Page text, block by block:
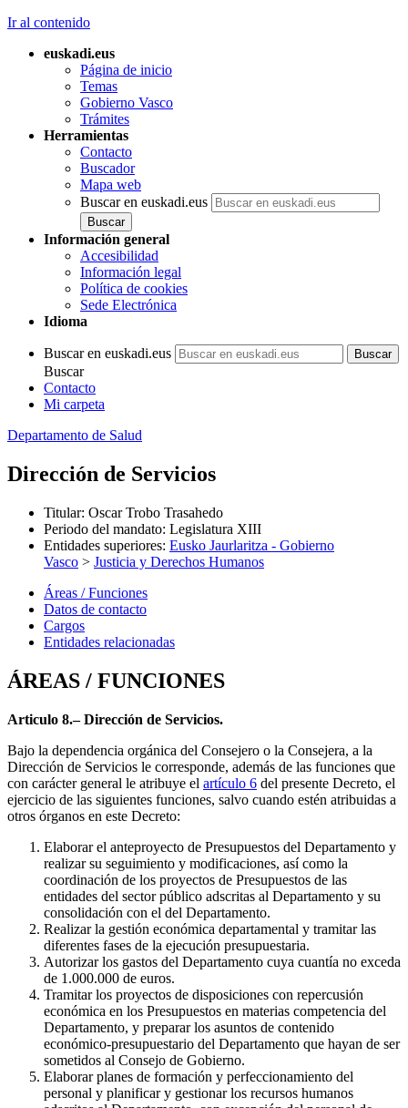
Ir al contenido
euskadi.eus
Página de inicio
Temas
Gobierno Vasco
Trámites
Herramientas
Contacto
Buscador
Mapa web
Buscar en euskadi.eus
Información general
Accesibilidad
Información legal
Política de cookies
Sede Electrónica
Idioma
Buscar en euskadi.eus
Buscar
Contacto
Mi carpeta
Departamento de Salud
Dirección de Servicios
Titular: Oscar Trobo Trasahedo
Periodo del mandato: Legislatura XIII
Entidades superiores: Eusko Jaurlaritza - Gobierno
Vasco > Justicia y Derechos Humanos
Áreas / Funciones
Datos de contacto
Cargos
Entidades relacionadas
ÁREAS / FUNCIONES
Articulo 8.– Dirección de Servicios.
Bajo la dependencia orgánica del Consejero o la Consejera, a la
Dirección de Servicios le corresponde, además de las funciones que
con carácter general le atribuye el artículo 6 del presente Decreto, el
ejercicio de las siguientes funciones, salvo cuando estén atribuidas a
otros órganos en este Decreto:
Elaborar el anteproyecto de Presupuestos del Departamento y
realizar su seguimiento y modificaciones, así como la
coordinación de los proyectos de Presupuestos de las
entidades del sector público adscritas al Departamento y su
consolidación con el del Departamento.
Realizar la gestión económica departamental y tramitar las
diferentes fases de la ejecución presupuestaria.
Autorizar los gastos del Departamento cuya cuantía no exceda
de 1.000.000 de euros.
Tramitar los proyectos de disposiciones con repercusión
económica en los Presupuestos en materias competencia del
Departamento, y preparar los asuntos de contenido
económico-presupuestario del Departamento que hayan de ser
sometidos al Consejo de Gobierno.
Elaborar planes de formación y perfeccionamiento del
personal y planificar y gestionar los recursos humanos